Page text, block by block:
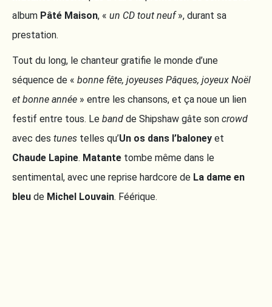
album Pâté Maison, « un CD tout neuf», durant sa
prestation.
Tout du long, le chanteur gratifie le monde d’une
séquence de « bonne fête, joyeuses Pâques, joyeux Noël
et bonne année » entre les chansons, et ça noue un lien
festif entre tous. Le band de Shipshaw gâte son crowd
avec des tunes telles qu’Un os dans l’baloney et
Chaude Lapine. Matante tombe même dans le
sentimental, avec une reprise hardcore de La dame en
bleu de Michel Louvain. Féérique.